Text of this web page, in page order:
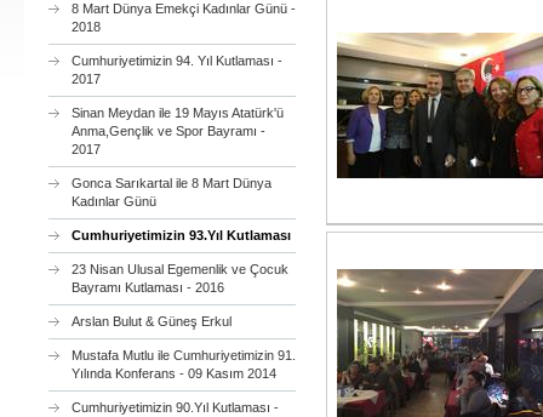
8 Mart Dünya Emekçi Kadınlar Günü -
2018
Cumhuriyetimizin 94. Yıl Kutlaması -
2017
Sinan Meydan ile 19 Mayıs Atatürk'ü
Anma,Gençlik ve Spor Bayramı -
2017
Gonca Sarıkartal ile 8 Mart Dünya
Kadınlar Günü
Cumhuriyetimizin 93.Yıl Kutlaması
23 Nisan Ulusal Egemenlik ve Çocuk
Bayramı Kutlaması - 2016
Arslan Bulut & Güneş Erkul
Mustafa Mutlu ile Cumhuriyetimizin 91.
Yılında Konferans - 09 Kasım 2014
Cumhuriyetimizin 90.Yıl Kutlaması -